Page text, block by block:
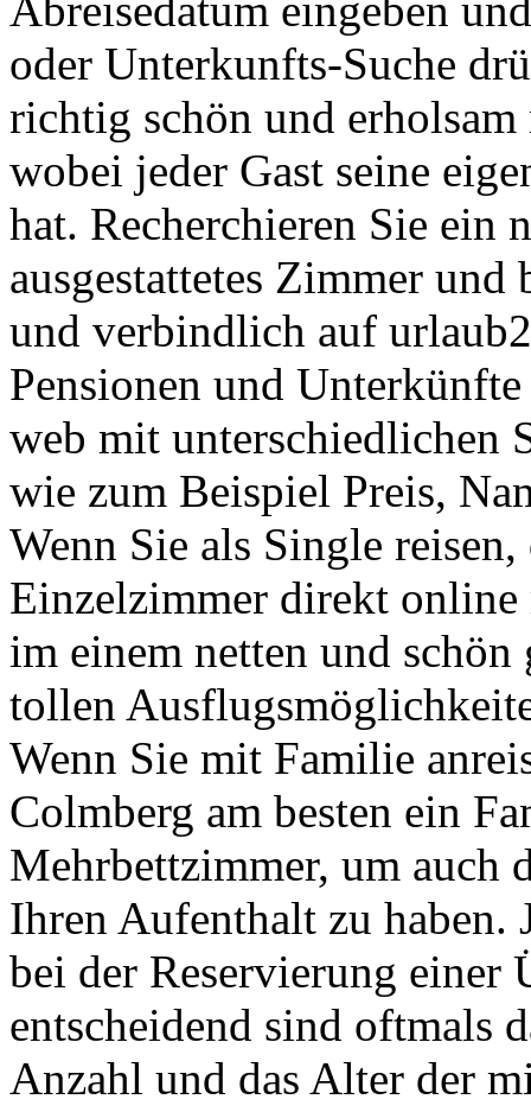
oder Unterkunfts-Suche
richtig schön und
wobei jeder Gast seine
hat. Recherchieren Sie ein
ausgestattetes Zimmer
und verbindlich auf
Pensionen und
web mit unterschiedlichen
wie zum Beispiel Preis,
Wenn Sie als Single
Einzelzimmer direkt online
im einem netten und
tollen
Wenn Sie mit Familie
Colmberg am besten ein
Mehrbettzimmer, um auch
Ihren Aufenthalt zu haben.
bei der Reservierung einer
entscheidend sind oftmals
Anzahl und das Alter der